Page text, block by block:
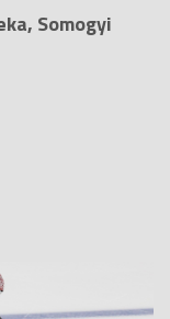
Somogyi